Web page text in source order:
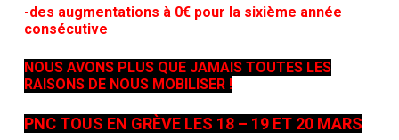
-des augmentations à 0€ pour la sixième année
consécutive
NOUS AVONS PLUS QUE JAMAIS TOUTES LES
RAISONS DE NOUS MOBILISER !
PNC TOUS EN GRÈVE LES 18 – 19 ET 20 MARS